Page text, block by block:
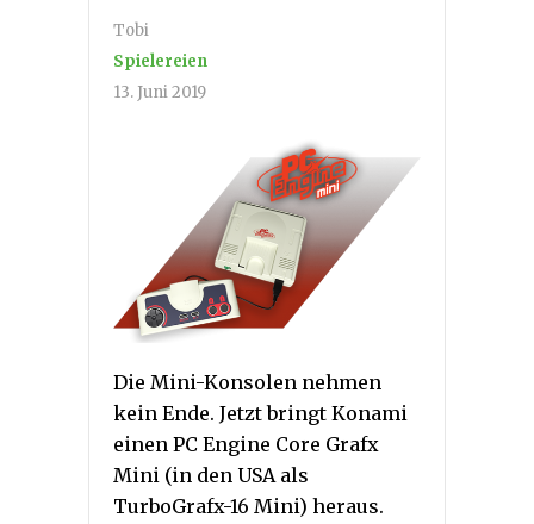
Tobi
Spielereien
13. Juni 2019
Die Mini-Konsolen nehmen
kein Ende. Jetzt bringt Konami
einen PC Engine Core Grafx
Mini (in den USA als
TurboGrafx-16 Mini) heraus.